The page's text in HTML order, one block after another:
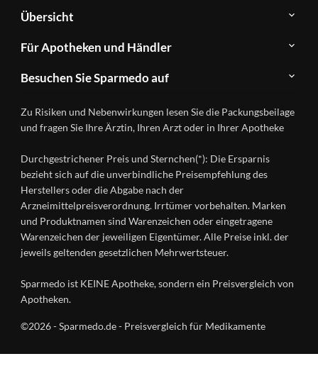
Über
Sparmedo
FAQ
Kontakt
Datenschutz
Nutzungsbedingungen
Übersicht
Herstellerverzeichnis
Produkte
A-
Ratgeber
Wirkstoffe
Gesundheitsmagazin
Für Apotheken und Händler
&
Händlerlogin
Besuchen Sie Sparmedo auf
Instagram
Zu Risiken und Nebenwirkungen lesen Sie die Packungsbeilage
und fragen Sie Ihre Ärztin, Ihren Arzt oder in Ihrer Apotheke
Durchgestrichener Preis und Sternchen(*): Die Ersparnis
bezieht sich auf die unverbindliche Preisempfehlung des
Herstellers oder die Abgabe nach der
Arzneimittelpreisverordnung. Irrtümer vorbehalten. Marken
und Produktnamen sind Warenzeichen oder eingetragene
Warenzeichen der jeweiligen Eigentümer. Alle Preise inkl. der
jeweils geltenden gesetzlichen Mehrwertsteuer.
Sparmedo ist KEINE Apotheke, sondern ein Preisvergleich von
Apotheken.
©2026 - Sparmedo.de - Preisvergleich für Medikamente